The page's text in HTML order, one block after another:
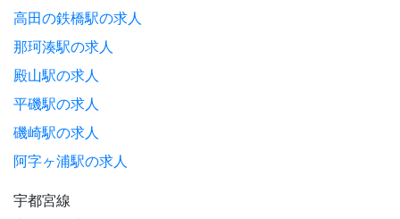
高田の鉄橋駅の求人
那珂湊駅の求人
殿山駅の求人
平磯駅の求人
磯崎駅の求人
阿字ヶ浦駅の求人
宇都宮線